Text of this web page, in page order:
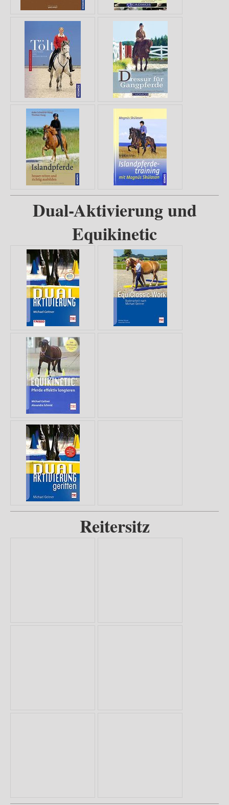
Dual-Aktivierung und
Equikinetic
Reitersitz